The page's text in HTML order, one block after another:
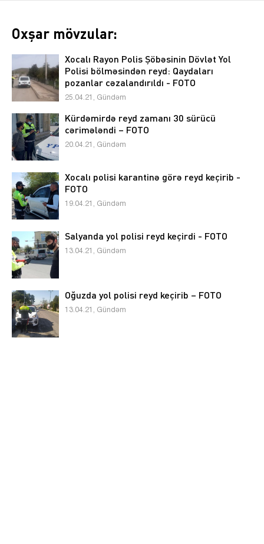
Oxşar mövzular:
Xocalı Rayon Polis Şöbəsinin Dövlət Yol
Polisi bölməsindən reyd: Qaydaları
pozanlar cəzalandırıldı - FOTO
25.04.21, Gündəm
Kürdəmirdə reyd zamanı 30 sürücü
cərimələndi – FOTO
20.04.21, Gündəm
Xocalı polisi karantinə görə reyd keçirib -
FOTO
19.04.21, Gündəm
Salyanda yol polisi reyd keçirdi - FOTO
13.04.21, Gündəm
Oğuzda yol polisi reyd keçirib – FOTO
13.04.21, Gündəm